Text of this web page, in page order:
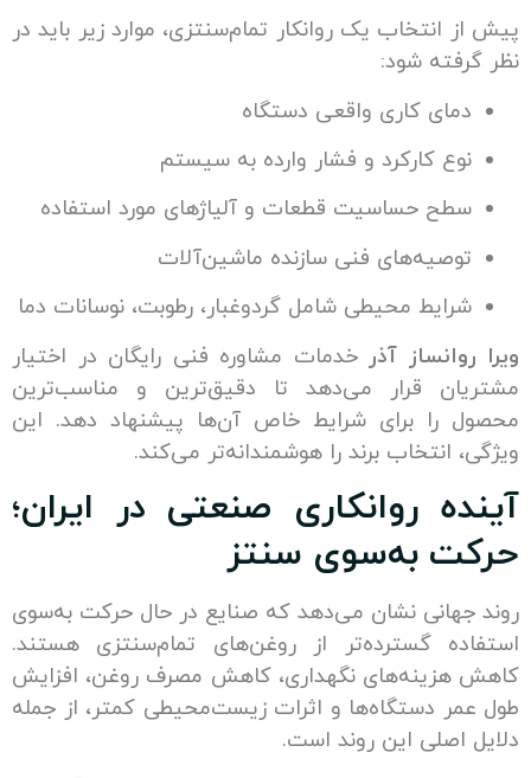
یک روانکار تمام‌سنتزی، موارد زیر باید در
شود:
کاری واقعی دستگاه
کارکرد و فشار وارده به سیستم
حساسیت قطعات و آلیاژهای مورد استفاده
فنی سازنده ماشین‌آلات
محیطی شامل گردوغبار، رطوبت، نوسانات دما
آذرخدمات مشاوره فنی رایگان در اختیار
قرار می‌دهد تا دقیق‌ترین و مناسب‌ترین
را برای شرایط خاص آن‌ها پیشنهاد دهد. این
انتخاب برند را هوشمندانه‌تر می‌کند.
روانکاری صنعتی در ایران؛
به‌سوی سنتز
نشان می‌دهد که صنایع در حال حرکت به‌سوی
گسترده‌تر از روغن‌های تمام‌سنتزی هستند.
نگهداری، کاهش مصرف روغن، افزایش
دستگاه‌ها و اثرات زیست‌محیطی کمتر، از جمله
این روند است.